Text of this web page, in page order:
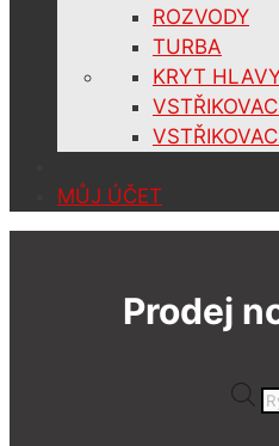
ROZVODY
TURBA
KRYT
MŮJ ÚČET
Prodej